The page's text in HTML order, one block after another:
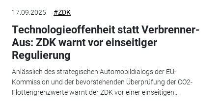
17.09.2025 #ZDK
Technologieoffenheit statt Verbrenner-
Aus: ZDK warnt vor einseitiger
Regulierung
Anlässlich des strategischen Automobildialogs der EU-
Kommission und der bevorstehenden Überprüfung der CO2-
Flottengrenzwerte warnt der ZDK vor einer einseitigen...